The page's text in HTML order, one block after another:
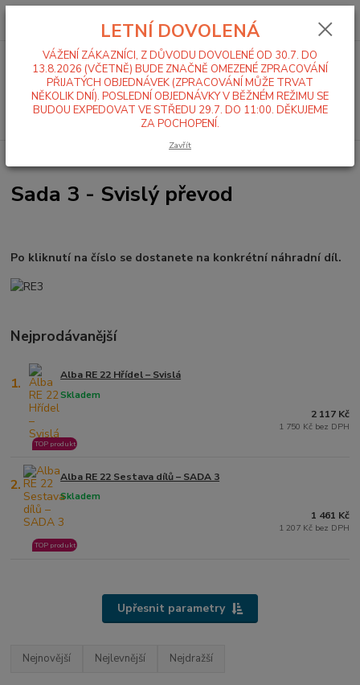
Menu
Hledat
0,00 Kč
Sada 3 - Svislý převod
Po kliknutí na číslo se dostanete na konkrétní náhradní díl.
Nejprodávanější
1. Alba RE 22 Hřídel – Svislá
Skladem
TOP produkt
2 117 Kč
1 750 Kč bez DPH
2. Alba RE 22 Sestava dílů – SADA 3
Skladem
TOP produkt
1 461 Kč
1 207 Kč bez DPH
Upřesnit parametry
Nejnovější Nejlevnější Nejdražší
LETNÍ DOVOLENÁ
VÁŽENÍ ZÁKAZNÍCI, Z DŮVODU DOVOLENÉ OD 30.7. DO
13.8.2026 (VČETNĚ) BUDE ZNAČNĚ OMEZENÉ ZPRACOVÁNÍ
PŘIJATÝCH OBJEDNÁVEK (ZPRACOVÁNÍ MŮŽE TRVAT
NĚKOLIK DNÍ). POSLEDNÍ OBJEDNÁVKY V BĚŽNÉM REŽIMU SE
BUDOU EXPEDOVAT VE STŘEDU 29.7. DO 11:00. DĚKUJEME
ZA POCHOPENÍ.
Zavřít